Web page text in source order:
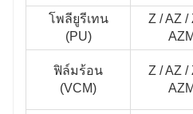
โพลียูรีเทน
(PU)
Z / AZ /
AZM
ฟิล์มร้อน
(VCM)
Z / AZ /
AZM